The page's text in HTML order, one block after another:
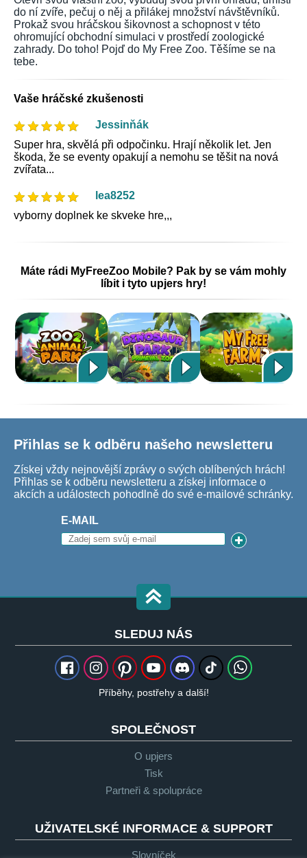
do ní zvíře, pečuj o něj a přilákej množství návštěvníků.
Prokaž svou hráčskou šikovnost a schopnost v této
ohromující obchodní simulaci v prostředí zoologické
zahrady. Do toho! Pojď do My Free Zoo. Těšíme se na
tebe.
Vaše hráčské zkušenosti
Jessinňák
Super hra, skvělá při odpočinku. Hrají několik let. Jen
škoda, že se eventy opakují a nemohu se těšit na nová
zvířata...
lea8252
vyborny doplnek ke skveke hre,,,
Máte rádi MyFreeZoo Mobile? Pak by se vám mohly
líbit i tyto upjers hry!
Přihlas se k odběru našeho newsletteru
Získej vždy nejnovější zprávy o svých oblíbených hrách!
Přihlas se k odběru newsletteru a získej informace o
akcích a událostech pohodlně do své e-mailové schránky.
E-MAIL
SLEDUJ NÁS
Příběhy, postřehy a další!
SPOLEČNOST
O upjers
Tisk
Partneři & spolupráce
UŽIVATELSKÉ INFORMACE & SUPPORT
Slovníček